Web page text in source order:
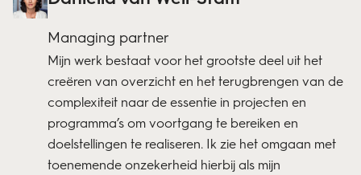
Managing partner
Mijn werk bestaat voor het grootste deel uit het
creëren van overzicht en het terugbrengen van de
complexiteit naar de essentie in projecten en
programma’s om voortgang te bereiken en
doelstellingen te realiseren. Ik zie het omgaan met
toenemende onzekerheid hierbij als mijn